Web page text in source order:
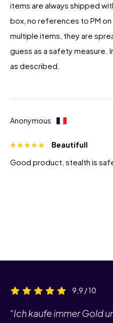
items are always shipped
box, no references to PM
multiple items, they are
guess as a safety measure.
as described.
Anonymous
Beautifull
Good product, stealth is
9,9 / 10
“Ich kaufe immer Gold